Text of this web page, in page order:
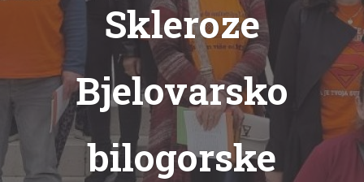
Skleroze
Bjelovarsko
bilogorske